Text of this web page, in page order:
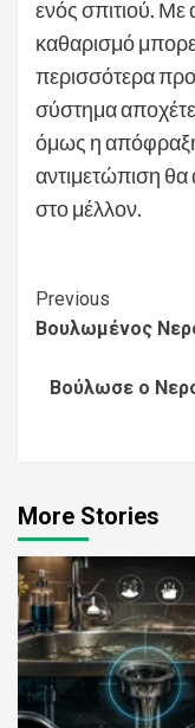
ενός σπιτιού. Με
καθαρισμό
περισσότερα
σύστημα
όμως η απόφραξη
αντιμετώπιση
στο μέλλον.
Continue
Reading
Previous
Βουλωμένος
Βούλωσε ο
More Stories